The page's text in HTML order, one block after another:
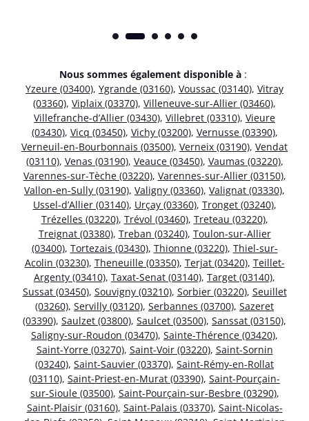
Nous sommes également disponible à :
Yzeure (03400), Ygrande (03160), Voussac (03140), Vitray
(03360), Viplaix (03370), Villeneuve-sur-Allier (03460),
Villefranche-d’Allier (03430), Villebret (03310), Vieure
(03430), Vicq (03450), Vichy (03200), Vernusse (03390),
Verneuil-en-Bourbonnais (03500), Verneix (03190), Vendat
(03110), Venas (03190), Veauce (03450), Vaumas (03220),
Varennes-sur-Tèche (03220), Varennes-sur-Allier (03150),
Vallon-en-Sully (03190), Valigny (03360), Valignat (03330),
Ussel-d’Allier (03140), Urçay (03360), Tronget (03240),
Trézelles (03220), Trévol (03460), Treteau (03220),
Treignat (03380), Treban (03240), Toulon-sur-Allier
(03400), Tortezais (03430), Thionne (03220), Thiel-sur-
Acolin (03230), Theneuille (03350), Terjat (03420), Teillet-
Argenty (03410), Taxat-Senat (03140), Target (03140),
Sussat (03450), Souvigny (03210), Sorbier (03220), Seuillet
(03260), Servilly (03120), Serbannes (03700), Sazeret
(03390), Saulzet (03800), Saulcet (03500), Sanssat (03150),
Saligny-sur-Roudon (03470), Sainte-Thérence (03420),
Saint-Yorre (03270), Saint-Voir (03220), Saint-Sornin
(03240), Saint-Sauvier (03370), Saint-Rémy-en-Rollat
(03110), Saint-Priest-en-Murat (03390), Saint-Pourçain-
sur-Sioule (03500), Saint-Pourçain-sur-Besbre (03290),
Saint-Plaisir (03160), Saint-Palais (03370), Saint-Nicolas-